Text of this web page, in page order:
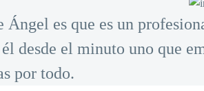
Ángel es que es un
desde el minuto uno que
por todo.